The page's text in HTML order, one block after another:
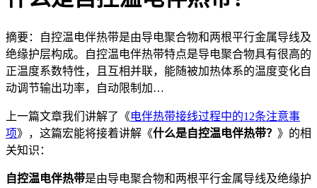
摘要：自控温电伴热带是由导电聚合物和两根平行金属导线及
绝缘护层构成。自控温电伴热带特点是导电聚合物具有很高的
正温度系数特性，且互相并联，能随被加热体系的温度变化自
动调节输出功率，自动限制加…
上一篇文章我们讲解了《电伴热带接线过程中的12条注意事
项》，这篇宏能将接着讲解《什么是自控温电伴热带？ 》的相
关知识：
自控温电伴热带是由导电聚合物和两根平行金属导线及绝缘护